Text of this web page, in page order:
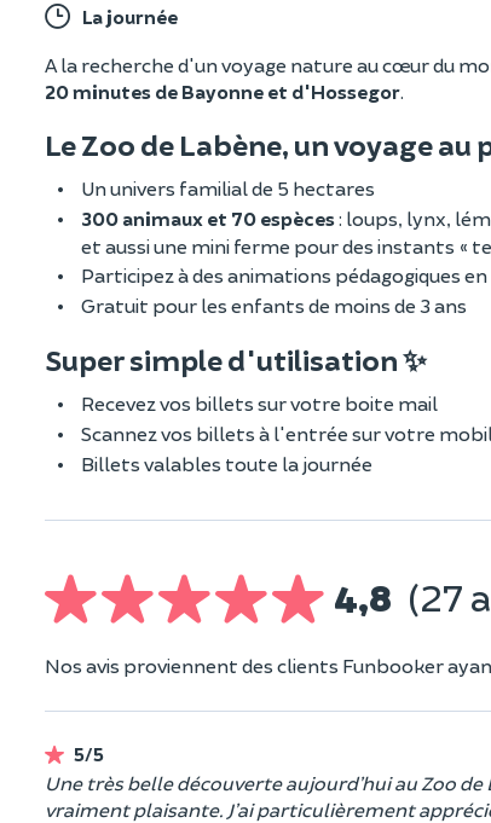
La journée
A la recherche d'un voyage nature au cœur du
20 minutes de Bayonne et d'Hossegor.
Le Zoo de Labène, un voyage au
Un univers familial de 5 hectares
300 animaux et 70 espèces: loups, lynx,
et aussi une mini ferme pour des instants «
Participez à des animations pédagogiques
Gratuit pour les enfants de moins de 3 ans
Super simple d'utilisation ✨
Recevez vos billets sur votre boite mail
Scannez vos billets à l'entrée sur votre
Billets valables toute la journée
4,8 (27
Nos avis proviennent des clients Funbooker
5/5
Une très belle découverte aujourd’hui au Zoo
vraiment plaisante. J’ai particulièrement